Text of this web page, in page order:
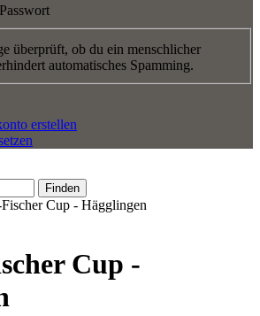
Passwort
überprüft, ob du ein menschlicher
automatisches Spamming.
erstellen
Finden
Cup -